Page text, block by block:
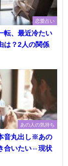
恋愛占い
転、最近冷たい
は？2人の関係
あの人の気持ち
音丸出し※あの
合いたい⇔現状